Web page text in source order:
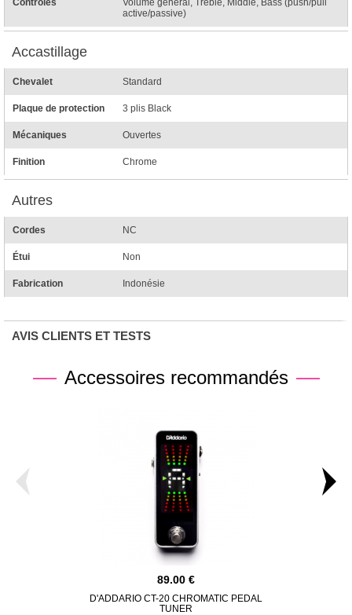
active/passive)
Accastillage
Chevalet Standard
Plaque de protection 3 plis Black
Mécaniques Ouvertes
Finition Chrome
Autres
Cordes NC
Étui Non
Fabrication Indonésie
AVIS CLIENTS ET TESTS
Accessoires recommandés
89.00
D'ADDARIO CT-20 CHROMATIC PEDAL
TUNER